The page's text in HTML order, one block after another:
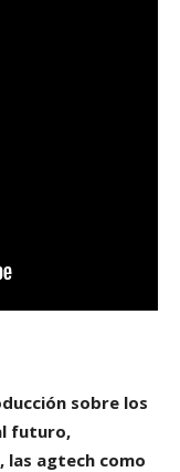
sobre los
futuro,
las agtech como